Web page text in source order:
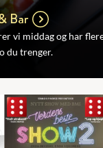
Bar
vi middag og har
du trenger.